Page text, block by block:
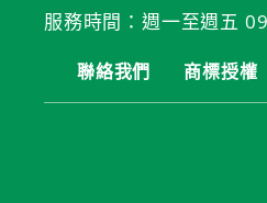
服務時間：週一至週五
聯絡我們 商標授權